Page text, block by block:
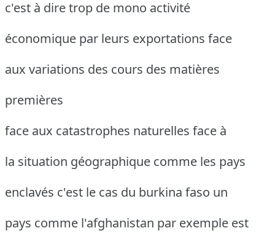
c'est à dire trop de mono activité
économique par leurs exportations face
aux variations des cours des matières
premières
face aux catastrophes naturelles face à
la situation géographique comme les pays
enclavés c'est le cas du burkina faso un
pays comme l'afghanistan par exemple est